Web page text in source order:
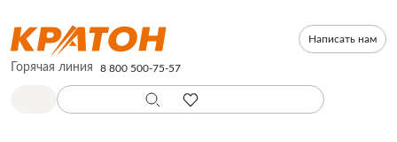
Написать нам
Горячая линия 8 800 500-75-57